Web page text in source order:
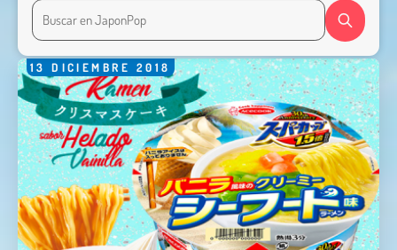
13 DICIEMBRE 2018